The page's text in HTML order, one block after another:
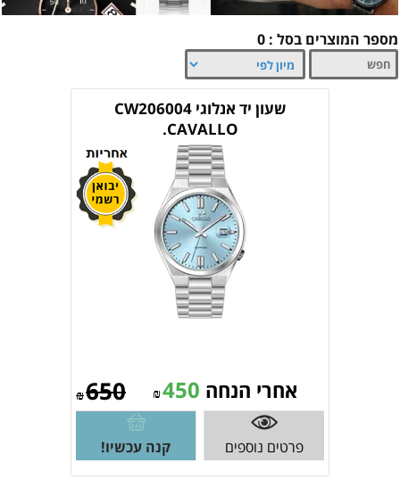
מספר המוצרים בסל : 0
שעון יד אנלוגי CW206004
CAVALLO.
₪650 אחרי הנחה ₪450
פרטים נוספים קנה עכשיו!